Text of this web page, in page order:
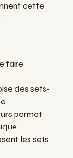
cette
faire
des sets-
permet
les sets